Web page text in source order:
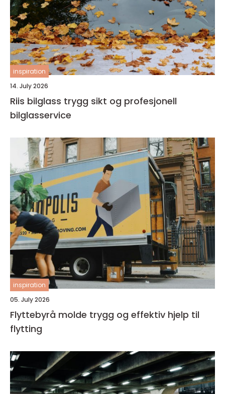
inspiration
14. July 2026
Riis bilglass trygg sikt og profesjonell
bilglasservice
inspiration
05. July 2026
Flyttebyrå molde trygg og effektiv hjelp til
flytting